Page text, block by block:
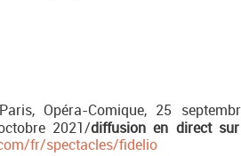
Opéra-Comique, 25
2021/diffusion en direct
fr/spectacles/fidelio